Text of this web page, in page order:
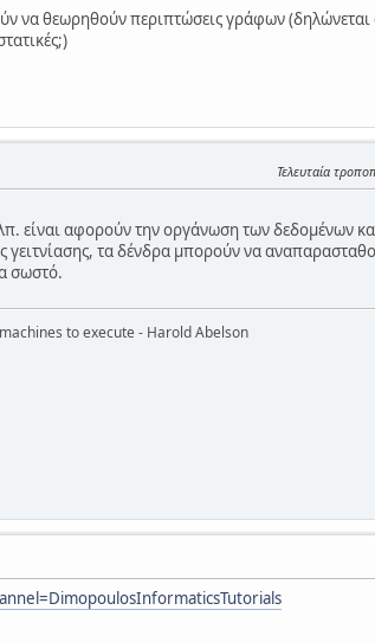
να θεωρηθούν περιπτώσεις γράφων
Τελευταία
είναι αφορούν την οργάνωση των δεδομένων
γειτνίασης, τα δένδρα μπορούν να
σωστό.
to execute - Harold Abelson